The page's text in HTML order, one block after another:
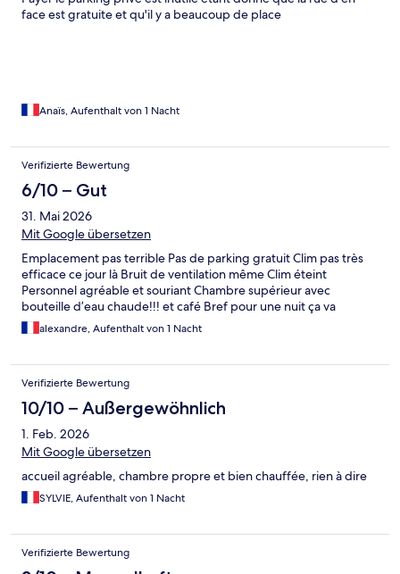
face est gratuite et qu'il y a beaucoup de place
Anaïs, Aufenthalt von 1 Nacht
Verifizierte Bewertung
6/10 – Gut
31. Mai 2026
Mit Google übersetzen
Emplacement pas terrible Pas de parking gratuit Clim pas très
efficace ce jour là Bruit de ventilation même Clim éteint
Personnel agréable et souriant Chambre supérieur avec
bouteille d’eau chaude!!! et café Bref pour une nuit ça va
alexandre, Aufenthalt von 1 Nacht
Verifizierte Bewertung
10/10 – Außergewöhnlich
1. Feb. 2026
Mit Google übersetzen
accueil agréable, chambre propre et bien chauffée, rien à dire
SYLVIE, Aufenthalt von 1 Nacht
Verifizierte Bewertung